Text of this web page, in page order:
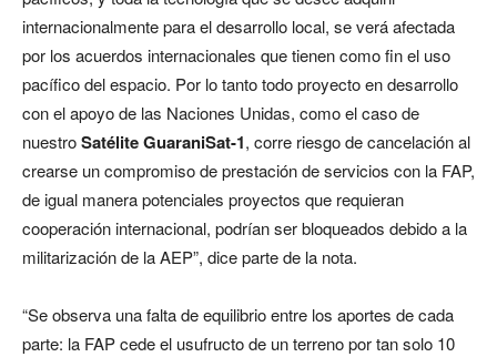
internacionalmente para el desarrollo local, se verá afectada
por los acuerdos internacionales que tienen como fin el uso
pacífico del espacio. Por lo tanto todo proyecto en desarrollo
con el apoyo de las Naciones Unidas, como el caso de
nuestroSatélite GuaraniSat-1, corre riesgo de cancelación al
crearse un compromiso de prestación de servicios con la FAP,
de igual manera potenciales proyectos que requieran
cooperación internacional, podrían ser bloqueados debido a la
militarización de la AEP”, dice parte de la nota.
“Se observa una falta de equilibrio entre los aportes de cada
parte: la FAP cede el usufructo de un terreno por tan solo 10